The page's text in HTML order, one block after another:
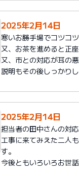
2025年2月14日
寒いお勝手場でコツコ
又、お茶を進めると正
又、市との対応が耳の
説明もその後しっかり
2025年2月14日
担当者の田中さんの対
工事に来てみえた二人
す。
今後ともいろいろお世